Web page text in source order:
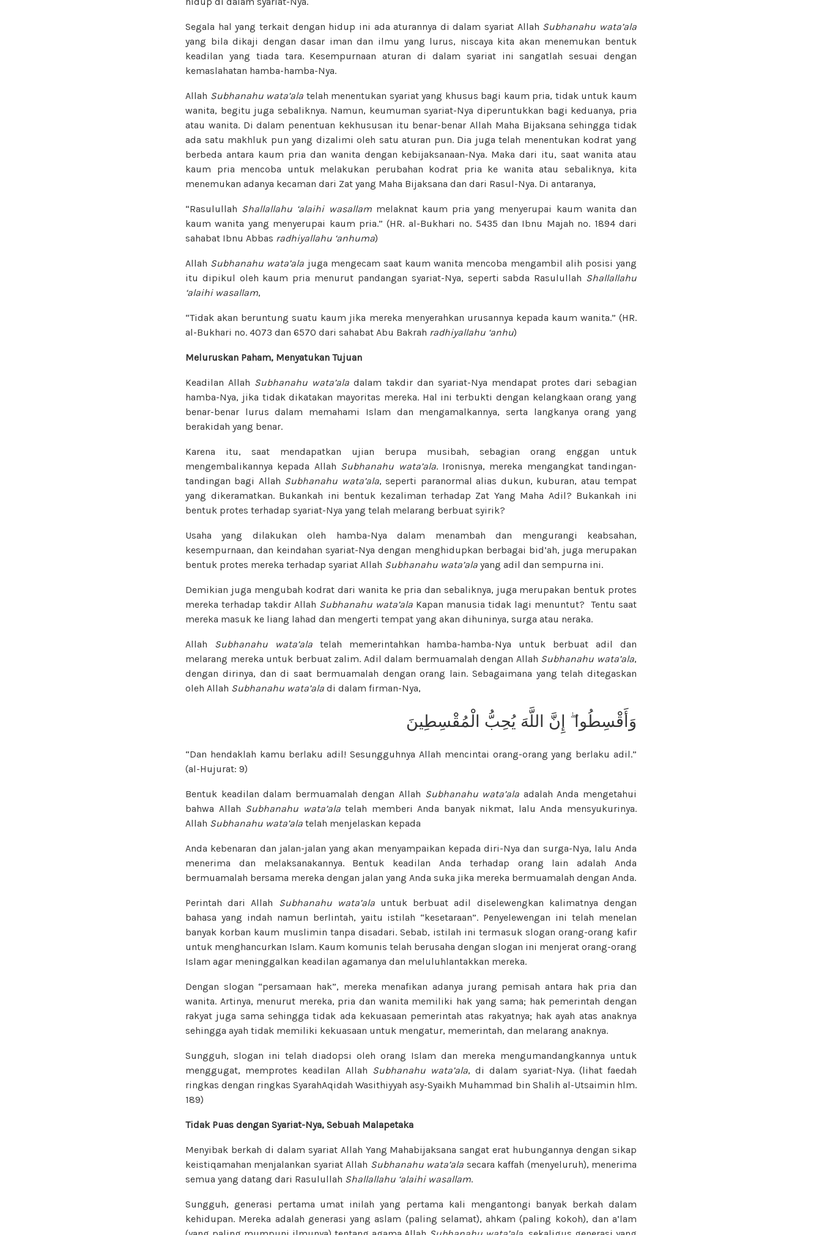
Segala hal yang terkait dengan hidup ini ada aturannya di dalam syariat Allah Subhanahu wata’ala
yang bila dikaji dengan dasar iman dan ilmu yang lurus, niscaya kita akan menemukan bentuk
keadilan yang tiada tara. Kesempurnaan aturan di dalam syariat ini sangatlah sesuai dengan
kemaslahatan hamba-hamba-Nya.
Allah Subhanahu wata’ala telah menentukan syariat yang khusus bagi kaum pria, tidak untuk kaum
wanita, begitu juga sebaliknya. Namun, keumuman syariat-Nya diperuntukkan bagi keduanya, pria
atau wanita. Di dalam penentuan kekhususan itu benar-benar Allah Maha Bijaksana sehingga tidak
ada satu makhluk pun yang dizalimi oleh satu aturan pun. Dia juga telah menentukan kodrat yang
berbeda antara kaum pria dan wanita dengan kebijaksanaan-Nya. Maka dari itu, saat wanita atau
kaum pria mencoba untuk melakukan perubahan kodrat pria ke wanita atau sebaliknya, kita
menemukan adanya kecaman dari Zat yang Maha Bijaksana dan dari Rasul-Nya. Di antaranya,
“Rasulullah Shallallahu ‘alaihi wasallammelaknat kaum pria yang menyerupai kaum wanita dan
kaum wanita yang menyerupai kaum pria.” (HR. al-Bukhari no. 5435 dan Ibnu Majah no. 1894 dari
sahabat Ibnu Abbas radhiyallahu ‘anhuma)
Allah Subhanahu wata’ala juga mengecam saat kaum wanita mencoba mengambil alih posisi yang
itu dipikul oleh kaum pria menurut pandangan syariat-Nya, seperti sabda Rasulullah Shallallahu
‘alaihi wasallam,
“Tidak akan beruntung suatu kaum jika mereka menyerahkan urusannya kepada kaum wanita.” (HR.
al-Bukhari no. 4073 dan 6570 dari sahabat Abu Bakrah radhiyallahu ‘anhu)
Meluruskan Paham, Menyatukan Tujuan
Keadilan Allah Subhanahu wata’ala dalam takdir dan syariat-Nya mendapat protes dari sebagian
hamba-Nya, jika tidak dikatakan mayoritas mereka. Hal ini terbukti dengan kelangkaan orang yang
benar-benar lurus dalam memahami Islam dan mengamalkannya, serta langkanya orang yang
berakidah yang benar.
Karena itu, saat mendapatkan ujian berupa musibah, sebagian orang enggan untuk
mengembalikannya kepada Allah Subhanahu wata’ala. Ironisnya, mereka mengangkat tandingan-
tandingan bagi Allah Subhanahu wata’ala, seperti paranormal alias dukun, kuburan, atau tempat
yang dikeramatkan. Bukankah ini bentuk kezaliman terhadap Zat Yang Maha Adil? Bukankah ini
bentuk protes terhadap syariat-Nya yang telah melarang berbuat syirik?
Usaha yang dilakukan oleh hamba-Nya dalam menambah dan mengurangi keabsahan,
kesempurnaan, dan keindahan syariat-Nya dengan menghidupkan berbagai bid’ah, juga merupakan
bentuk protes mereka terhadap syariat Allah Subhanahu wata’ala yang adil dan sempurna ini.
Demikian juga mengubah kodrat dari wanita ke pria dan sebaliknya, juga merupakan bentuk protes
mereka terhadap takdir Allah Subhanahu wata’ala Kapan manusia tidak lagi menuntut? Tentu saat
mereka masuk ke liang lahad dan mengerti tempat yang akan dihuninya, surga atau neraka.
Allah Subhanahu wata’alatelah memerintahkan hamba-hamba-Nya untuk berbuat adil dan
melarang mereka untuk berbuat zalim. Adil dalam bermuamalah dengan Allah Subhanahu wata’ala,
dengan dirinya, dan di saat bermuamalah dengan orang lain. Sebagaimana yang telah ditegaskan
oleh Allah Subhanahu wata’ala di dalam firman-Nya,
وَأَقْسِطُوا ۖ إِنَّ اللَّهَ يُحِبُّ الْمُقْسِطِينَ
“Dan hendaklah kamu berlaku adil! Sesungguhnya Allah mencintai orang-orang yang berlaku adil.”
(al-Hujurat: 9)
Bentuk keadilan dalam bermuamalah dengan Allah Subhanahu wata’ala adalah Anda mengetahui
bahwa Allah Subhanahu wata’alatelah memberi Anda banyak nikmat, lalu Anda mensyukurinya.
Allah Subhanahu wata’ala telah menjelaskan kepada
Anda kebenaran dan jalan-jalan yang akan menyampaikan kepada diri-Nya dan surga-Nya, lalu Anda
menerima dan melaksanakannya. Bentuk keadilan Anda terhadap orang lain adalah Anda
bermuamalah bersama mereka dengan jalan yang Anda suka jika mereka bermuamalah dengan Anda.
Perintah dari Allah Subhanahu wata’alauntuk berbuat adil diselewengkan kalimatnya dengan
bahasa yang indah namun berlintah, yaitu istilah “kesetaraan”. Penyelewengan ini telah menelan
banyak korban kaum muslimin tanpa disadari. Sebab, istilah ini termasuk slogan orang-orang kafir
untuk menghancurkan Islam. Kaum komunis telah berusaha dengan slogan ini menjerat orang-orang
Islam agar meninggalkan keadilan agamanya dan meluluhlantakkan mereka.
Dengan slogan “persamaan hak”, mereka menafikan adanya jurang pemisah antara hak pria dan
wanita. Artinya, menurut mereka, pria dan wanita memiliki hak yang sama; hak pemerintah dengan
rakyat juga sama sehingga tidak ada kekuasaan pemerintah atas rakyatnya; hak ayah atas anaknya
sehingga ayah tidak memiliki kekuasaan untuk mengatur, memerintah, dan melarang anaknya.
Sungguh, slogan ini telah diadopsi oleh orang Islam dan mereka mengumandangkannya untuk
menggugat, memprotes keadilan Allah Subhanahu wata’ala, di dalam syariat-Nya. (lihat faedah
ringkas dengan ringkas SyarahAqidah Wasithiyyah asy-Syaikh Muhammad bin Shalih al-Utsaimin hlm.
189)
Tidak Puas dengan Syariat-Nya, Sebuah Malapetaka
Menyibak berkah di dalam syariat Allah Yang Mahabijaksana sangat erat hubungannya dengan sikap
keistiqamahan menjalankan syariat Allah Subhanahu wata’ala secara kaffah (menyeluruh), menerima
semua yang datang dari Rasulullah Shallallahu ‘alaihi wasallam.
Sungguh, generasi pertama umat inilah yang pertama kali mengantongi banyak berkah dalam
kehidupan. Mereka adalah generasi yang aslam (paling selamat), ahkam (paling kokoh), dan a’lam